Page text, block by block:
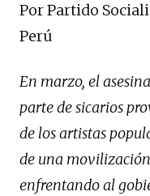
Por Partido
Perú
En marzo, el
parte de sicarios
de los artistas
de una
enfrentando al